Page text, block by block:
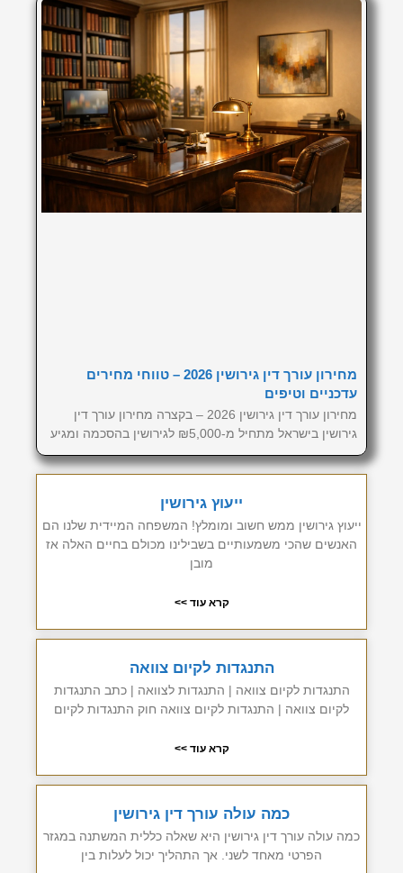
מחירון עורך דין גירושין 2026 – טווחי מחירים
עדכניים וטיפים
מחירון עורך דין גירושין 2026 – בקצרה מחירון עורך דין
גירושין בישראל מתחיל מ-₪5,000 לגירושין בהסכמה ומגיע
ייעוץ גירושין
ייעוץ גירושין ממש חשוב ומומלץ! המשפחה המיידית שלנו הם
האנשים שהכי משמעותיים בשבילינו מכולם בחיים האלה אז
מובן
קרא עוד >>
התנגדות לקיום צוואה
התנגדות לקיום צוואה | התנגדות לצוואה | כתב התנגדות
לקיום צוואה | התנגדות לקיום צוואה חוק התנגדות לקיום
קרא עוד >>
כמה עולה עורך דין גירושין
כמה עולה עורך דין גירושין היא שאלה כללית המשתנה במגזר
הפרטי מאחד לשני. אך התהליך יכול לעלות בין